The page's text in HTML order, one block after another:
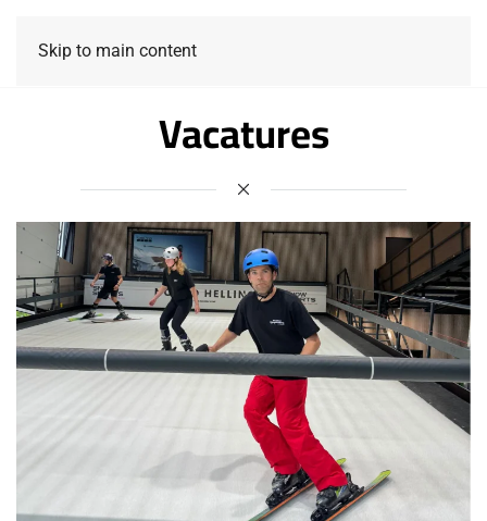
Skip to main content
Vacatures